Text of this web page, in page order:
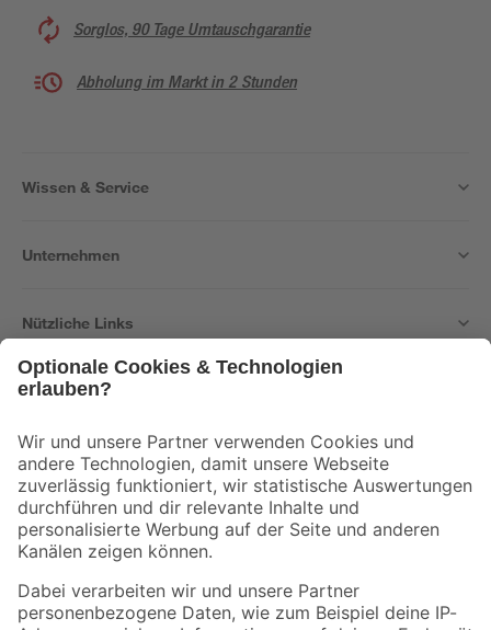
Sorglos, 90 Tage Umtauschgarantie
Abholung im Markt in 2 Stunden
Wissen & Service
Unternehmen
Nützliche Links
Der toom Newsletter: Keine Angebote und Aktionen mehr verpassen!
Zur Newsletter Anmeldung
Folge uns